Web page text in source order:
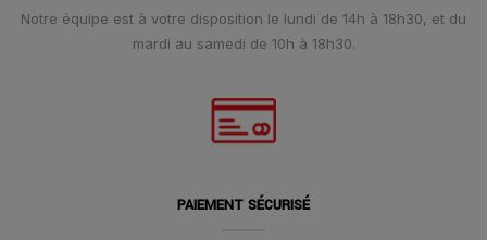
Notre équipe est à votre disposition le lundi de 14h à 18h30, et du
mardi au samedi de 10h à 18h30.
PAIEMENT SÉCURISÉ